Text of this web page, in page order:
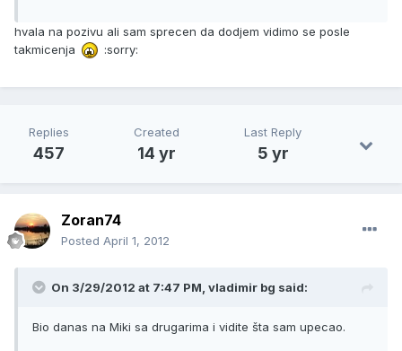
hvala na pozivu ali sam sprecen da dodjem vidimo se posle
takmicenja
:sorry:
Replies
457
Created
14 yr
Last Reply
5 yr
Zoran74
Posted April 1, 2012
On 3/29/2012 at 7:47 PM, vladimir bg said:
Bio danas na Miki sa drugarima i vidite šta sam upecao.